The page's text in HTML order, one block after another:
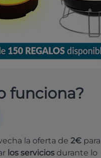
funciona?
la oferta de 2€ para
los servicios durante lo